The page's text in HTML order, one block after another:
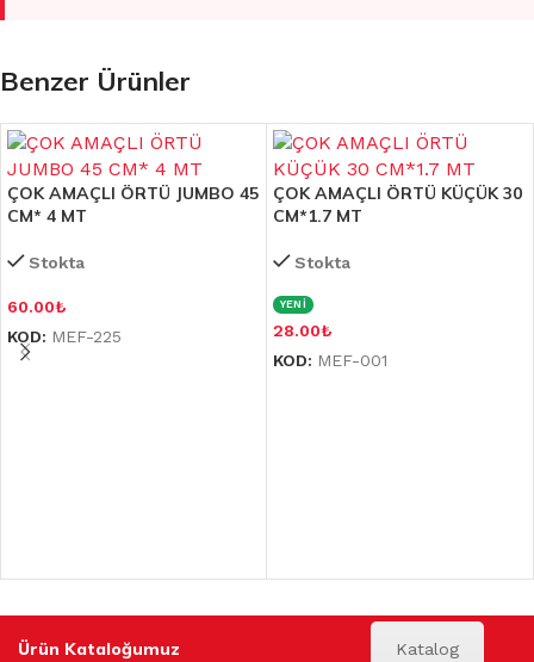
Benzer Ürünler
ÇOK AMAÇLI ÖRTÜ JUMBO 45
CM* 4 MT
Stokta
60.00₺
KOD: MEF-225
ÇOK AMAÇLI ÖRTÜ KÜÇÜK 30
CM*1.7 MT
Stokta
YENİ
28.00₺
KOD: MEF-001
Ürün Kataloğumuz Katalog